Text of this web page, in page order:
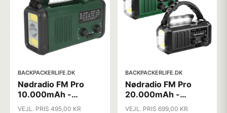
BACKPACKERLIFE.DK
Nødradio FM Pro
10.000mAh -
Håndsving - Solcelle
VEJL. PRIS 495,00 KR
BACKPACKERLIFE.DK
Nødradio FM Pro
20.000mAh -
Håndsving - Solcelle
VEJL. PRIS 699,00 KR